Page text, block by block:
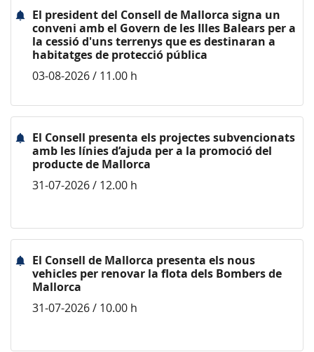
El president del Consell de Mallorca signa un
conveni amb el Govern de les Illes Balears per a
la cessió d'uns terrenys que es destinaran a
habitatges de protecció pública
03-08-2026 / 11.00 h
El Consell presenta els projectes subvencionats
amb les línies d’ajuda per a la promoció del
producte de Mallorca
31-07-2026 / 12.00 h
El Consell de Mallorca presenta els nous
vehicles per renovar la flota dels Bombers de
Mallorca
31-07-2026 / 10.00 h